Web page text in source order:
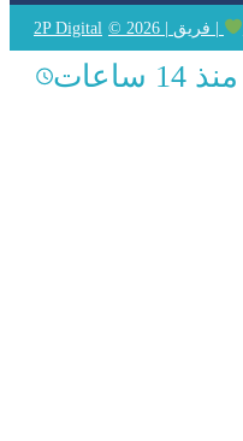
منذ 14 ساعات
2P Digital | فريق